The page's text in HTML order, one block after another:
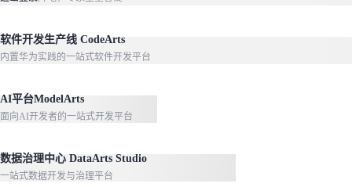
软件开发生产线 CodeArts
内置华为实践的一站式软件开发平台
AI平台ModelArts
面向AI开发者的一站式开发平台
数据治理中心 DataArts Studio
一站式数据开发与治理平台